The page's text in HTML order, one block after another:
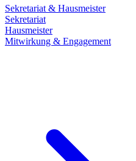
Sekretariat & Hausmeister
Sekretariat
Hausmeister
Mitwirkung & Engagement